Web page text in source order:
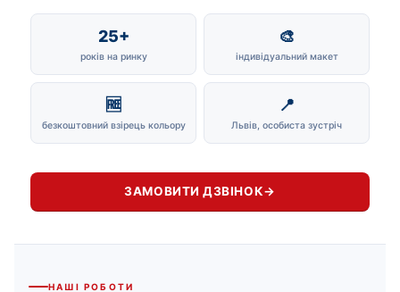
25+
років на ринку
🎨
індивідуальний макет
🆓
безкоштовний взірець кольору
📍
Львів, особиста зустріч
ЗАМОВИТИ ДЗВІНОК→
НАШІ РОБОТИ